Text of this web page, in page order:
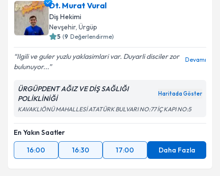
Dt. Murat Vural
Diş Hekimi
Nevşehir, Ürgüp
5 (9 Değerlendirme)
Ilgili ve guler yuzlu yaklasimlari var. Duyarli disciler zor
bulunuyor...
Devamı
ÜRGÜPDENT AĞIZ VE DİŞ SAĞLIĞI
POLİKLİNİĞİ
Haritada Göster
KAVAKLIÖNÜ MAHALLESİ ATATÜRK BULVARI NO:77 İÇ KAPI NO:5
En Yakın Saatler
16:00
16:30 17:00 Daha Fazla